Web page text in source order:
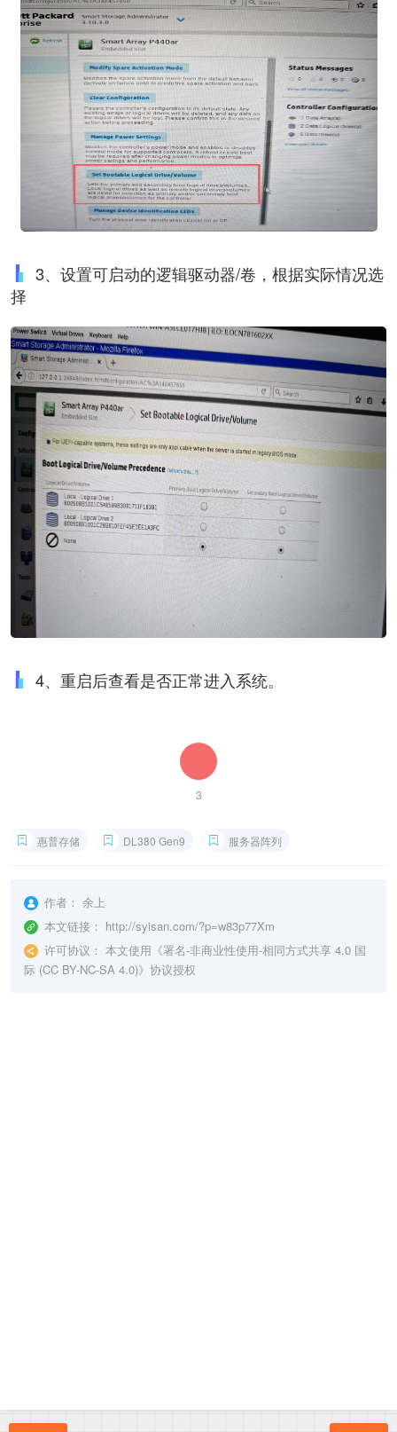
3、设置可启动的逻辑驱动器/卷，根据实际情况选
择
4、重启后查看是否正常进入系统。
3
惠普存储 DL380 Gen9 服务器阵列
作者： 余上
本文链接： http://syisan.com/?p=w83p77Xm
许可协议： 本文使用《署名-非商业性使用-相同方式共享 4.0 国
际 (CC BY-NC-SA 4.0)》协议授权